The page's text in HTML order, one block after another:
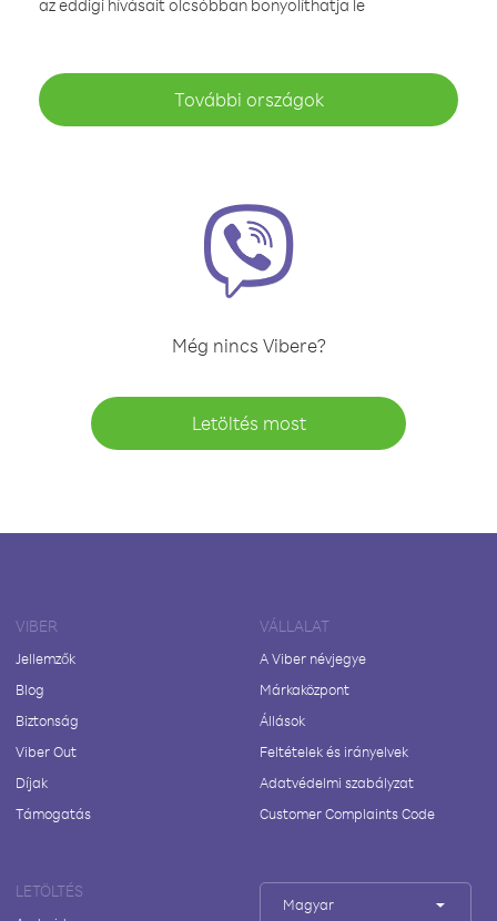
az eddigi hívásait olcsóbban bonyolíthatja le
További országok
Még nincs Vibere?
Letöltés most
VIBER
Jellemzők
Blog
Biztonság
Viber Out
Díjak
Támogatás
VÁLLALAT
A Viber névjegye
Márkaközpont
Állások
Feltételek és irányelvek
Adatvédelmi szabályzat
Customer Complaints Code
LETÖLTÉS
Magyar